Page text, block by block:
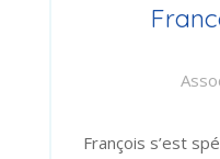
François s’est